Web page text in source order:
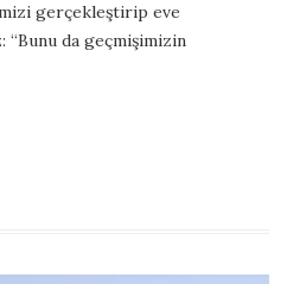
gerçekleştirip eve
“Bunu da geçmişimizin